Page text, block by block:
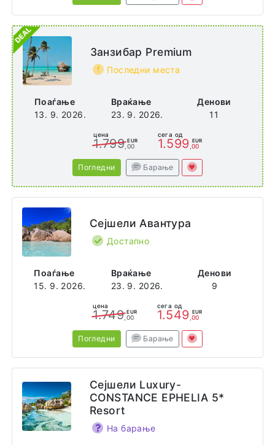
Поаѓање
13. 9. 2026.
Враќање
23. 9. 2026.
Денови
11
Занзибар Premium
Последни места
цена
1.799 EUR
,00
сега од
1.599 EUR
,00
Погледни Барање
Поаѓање
15. 9. 2026.
Враќање
23. 9. 2026.
Денови
9
Сејшели Авантура
Достапно
цена
1.749 EUR
,00
сега од
1.549 EUR
,00
Погледни Барање
Сејшели Luxury-
CONSTANCE EPHELIA 5*
Resort
На барање